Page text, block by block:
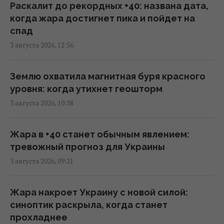
Несмотря на сомнения Трампа: США
продолжают переговоры с Украиной по
Patriot, - Reuters
Дроны поразили крупный склад
Wildberries в Тульской области: вспыхнул
09:45 среда, 05 августа 2026
Возле гольф-клуба Трампа задержали
записками", – Politico
09:01 среда, 05 августа 2026
Раскалит до рекордных +40: названа дата,
когда жара достигнет пика и пойдет на
спад
3 августа 2026, 12:56
Землю охватила магнитная буря красного
уровня: когда утихнет геошторм
3 августа 2026, 10:38
Жара в +40 станет обычным явлением:
тревожный прогноз для Украины
3 августа 2026, 09:21
Жара накроет Украину с новой силой:
синоптик раскрыла, когда станет
прохладнее